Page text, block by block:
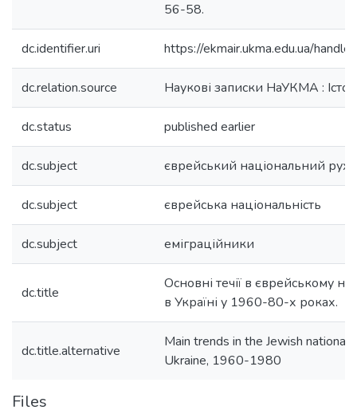
56-58.
dc.identifier.uri https://ekmair.ukma.edu.ua/
dc.relation.source Наукові записки НаУКМА :
dc.status published earlier
dc.subject єврейський національний рух
dc.subject єврейська національність
dc.subject еміграційники
dc.title
Основні течії в єврейському
в Україні у 1960-80-х роках.
dc.title.alternative
Main trends in the Jewish national
Ukraine, 1960-1980
Files